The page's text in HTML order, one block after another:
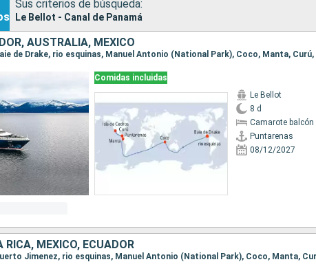
Sus criterios de búsqueda:
Le Bellot - Canal de Panamá
AUSTRALIA, MÉXICO
Comidas incluidas
Le Bellot
8 d
Camarote balcón
Puntarenas
08/12/2027
MÉXICO, ECUADOR